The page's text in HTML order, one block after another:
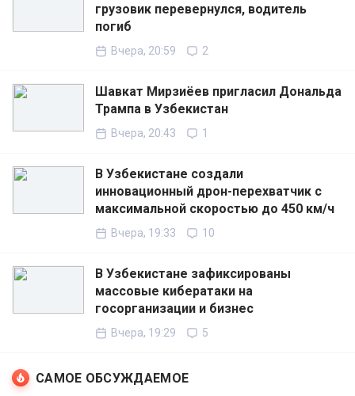
грузовик перевернулся, водитель
погиб
Вчера, 20:59 2
Шавкат Мирзиёев пригласил Дональда
Трампа в Узбекистан
Вчера, 20:43 1
В Узбекистане создали
инновационный дрон-перехватчик с
максимальной скоростью до 450 км/ч
Вчера, 19:33 10
В Узбекистане зафиксированы
массовые кибератаки на
госорганизации и бизнес
Вчера, 19:29 5
САМОЕ ОБСУЖДАЕМОЕ